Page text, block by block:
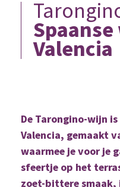
Valencia
De Tarongino-wijn
Valencia, gemaakt
waarmee je voor je
sfeertje op het
zoet-bittere smaak,